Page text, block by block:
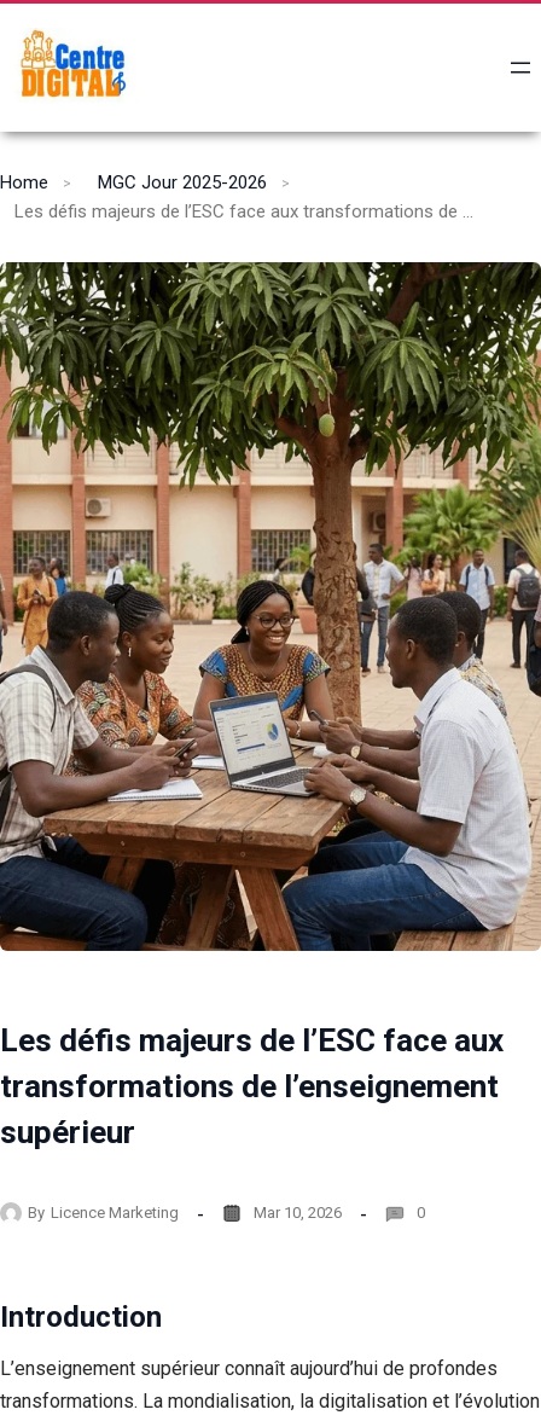
Home
MGC Jour 2025-2026
Les défis majeurs de l’ESC face aux transformations de l’enseignement supérieur
Les défis majeurs de l’ESC face aux
transformations de l’enseignement
supérieur
By Licence Marketing Mar 10, 2026 0
Introduction
L’enseignement supérieur connaît aujourd’hui de profondes
transformations. La mondialisation, la digitalisation et l’évolution